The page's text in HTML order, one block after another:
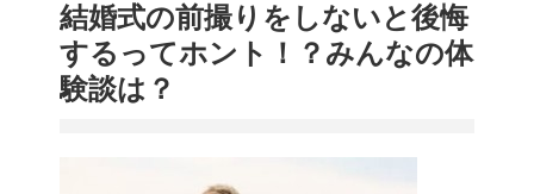
結婚式の前撮りをしないと後悔
するってホント！？みんなの体
験談は？